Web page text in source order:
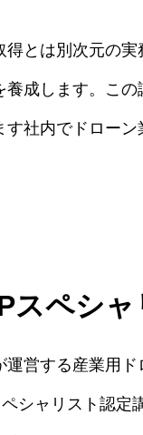
得とは別次元の
養成します。こ
す社内でドロー
スペシャ
運営する産業用
シャリスト認定